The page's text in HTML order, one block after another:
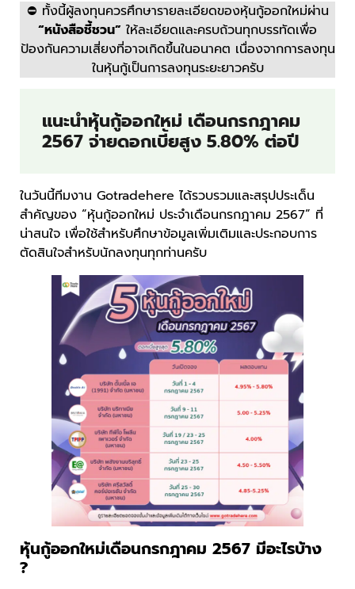
⛔️ ทั้งนี้ผู้ลงทุนควรศึกษารายละเอียดของหุ้นกู้ออกใหม่ผ่าน
“หนังสือชี้ชวน” ให้ละเอียดและครบถ้วนทุกบรรทัดเพื่อ
ป้องกันความเสี่ยงที่อาจเกิดขึ้นในอนาคต เนื่องจากการลงทุน
ในหุ้นกู้เป็นการลงทุนระยะยาวครับ
แนะนำหุ้นกู้ออกใหม่ เดือนกรกฎาคม
2567 จ่ายดอกเบี้ยสูง 5.80% ต่อปี
ในวันนี้ทีมงาน Gotradehere ได้รวบรวมและสรุปประเด็น
สำคัญของ “หุ้นกู้ออกใหม่ ประจำเดือนกรกฎาคม 2567” ที่
น่าสนใจ เพื่อใช้สำหรับศึกษาข้อมูลเพิ่มเติมและประกอบการ
ตัดสินใจสำหรับนักลงทุนทุกท่านครับ
หุ้นกู้ออกใหม่เดือนกรกฎาคม 2567 มีอะไรบ้าง
?